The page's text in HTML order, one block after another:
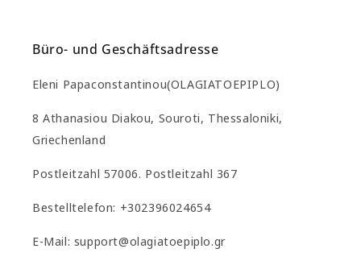
Büro- und Geschäftsadresse
Eleni Papaconstantinou(OLAGIATOEPIPLO)
8 Athanasiou Diakou, Souroti, Thessaloniki,
Griechenland
Postleitzahl 57006. Postleitzahl 367
Bestelltelefon: +302396024654
E-Mail: support@olagiatoepiplo.gr